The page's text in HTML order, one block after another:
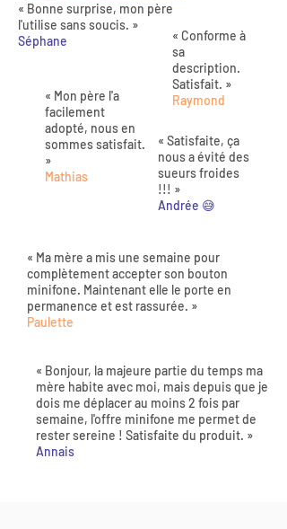
« Bonne surprise, mon père
l'utilise sans soucis. »
Séphane
« Mon père l'a
facilement
adopté, nous en
sommes satisfait.
»
Mathias
« Conforme à
sa
description.
Satisfait. »
Raymond
« Satisfaite, ça
nous a évité des
sueurs froides
!!! »
Andrée 😅
« Ma mère a mis une semaine pour
complètement accepter son bouton
minifone. Maintenant elle le porte en
permanence et est rassurée. »
Paulette
« Bonjour, la majeure partie du temps ma
mère habite avec moi, mais depuis que je
dois me déplacer au moins 2 fois par
semaine, l'offre minifone me permet de
rester sereine ! Satisfaite du produit. »
Annais